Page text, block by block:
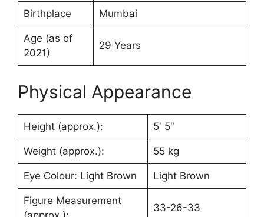
Birthplace Mumbai
Age (as of
2021)
29 Years
Physical Appearance
Height (approx.): 5′ 5″
Weight (approx.): 55 kg
Eye Colour: Light Brown Light Brown
Figure Measurement
33-26-33